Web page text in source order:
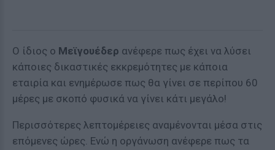
Ο ίδιος ο Μεϊγουέδερ ανέφερε πως έχει να λύσει
κάποιες δικαστικές εκκρεμότητες με κάποια
εταιρία και ενημέρωσε πως θα γίνει σε περίπου 60
μέρες με σκοπό φυσικά να γίνει κάτι μεγάλο!
Περισσότερες λεπτομέρειες αναμένονται μέσα στις
επόμενες ώρες. Ενώ η οργάνωση ανέφερε πως τα